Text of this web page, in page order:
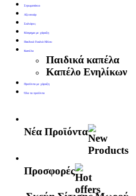
Στρωματάκια
Αξεσουάρ
Σαλιάρες
Κόσμημα με χάραξη
Παιδικά Γυαλιά Ηλίου
Καπέλα
Παιδικά καπέλα
Καπέλο Ενηλίκων
Προϊόντα με χάραξη
Όλα τα προϊόντα
Νέα Προϊόντα
Προσφορές